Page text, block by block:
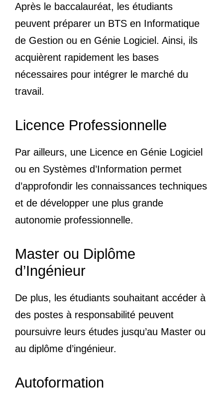
Après le baccalauréat, les étudiants
peuvent préparer un BTS en Informatique
de Gestion ou en Génie Logiciel. Ainsi, ils
acquièrent rapidement les bases
nécessaires pour intégrer le marché du
travail.
Licence Professionnelle
Par ailleurs, une Licence en Génie Logiciel
ou en Systèmes d’Information permet
d’approfondir les connaissances techniques
et de développer une plus grande
autonomie professionnelle.
Master ou Diplôme
d’Ingénieur
De plus, les étudiants souhaitant accéder à
des postes à responsabilité peuvent
poursuivre leurs études jusqu’au Master ou
au diplôme d’ingénieur.
Autoformation